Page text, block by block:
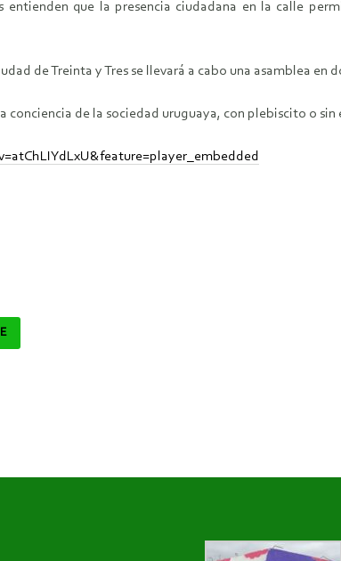
entienden que la presencia ciudadana en la calle
de Treinta y Tres se llevará a cabo una asamblea
conciencia de la sociedad uruguaya, con plebiscito o